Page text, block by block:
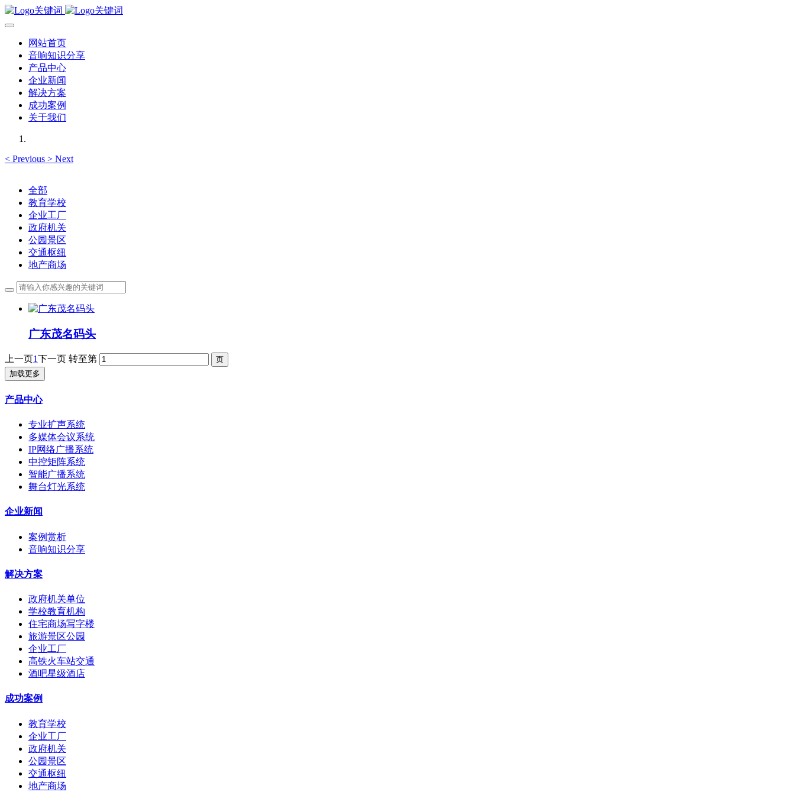
网站首页
音响知识分享
产品中心
企业新闻
解决方案
成功案例
关于我们
< Previous > Next
全部
教育学校
企业工厂
政府机关
公园景区
交通枢纽
地产商场
广东茂名码头
上一页1下一页 转至第
加载更多
产品中心
专业扩声系统
多媒体会议系统
IP网络广播系统
中控矩阵系统
智能广播系统
舞台灯光系统
企业新闻
案例赏析
音响知识分享
解决方案
政府机关单位
学校教育机构
住宅商场写字楼
旅游景区公园
企业工厂
高铁火车站交通
酒吧星级酒店
成功案例
教育学校
企业工厂
政府机关
公园景区
交通枢纽
地产商场